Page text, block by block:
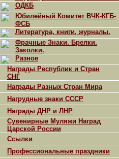
ОДКБ
Юбилейный Комитет ВЧК-КГБ-
ФСБ
Литература, книги, журналы.
Фрачные Знаки. Брелки.
Заколки.
Разное
Награды Республик и Стран
СНГ
Награды Разных Стран Мира
Нагрудные знаки СССР
Награды ДНР и ЛНР
Сувенирные Муляжи Наград
Царской России
Ссылки
Профессиональные праздники